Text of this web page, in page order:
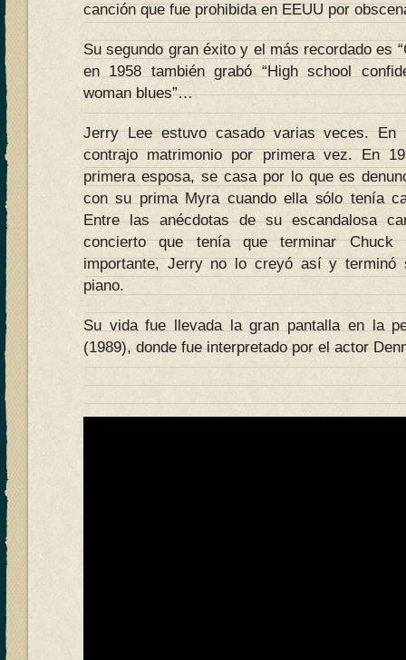
canción que fue prohibida en EEUU por
Su segundo gran éxito y el más recordado es
en 1958 también grabó “High school
woman blues”…
Jerry Lee estuvo casado varias veces. En
contrajo matrimonio por primera vez. En
primera esposa, se casa por lo que es
con su prima Myra cuando ella sólo tenía
Entre las anécdotas de su escandalosa
concierto que tenía que terminar
importante, Jerry no lo creyó así y terminó
piano.
Su vida fue llevada la gran pantalla en la
(1989), donde fue interpretado por el actor